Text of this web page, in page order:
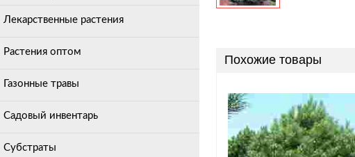
Лекарственные растения
Растения оптом
Газонные травы
Садовый инвентарь
Субстраты
Похожие товары